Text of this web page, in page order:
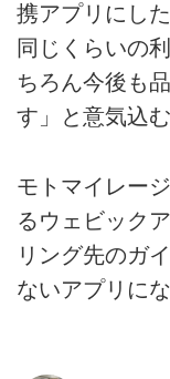
携アプリにし
同じくらいの
ちろん今後も
す」と意気込む
モトマイレー
るウェビック
リング先のガ
ないアプリに